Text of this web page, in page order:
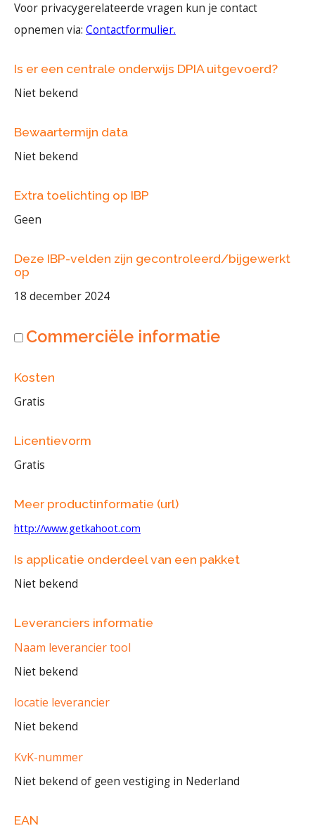
Voor privacygerelateerde vragen kun je contact
opnemen via: Contactformulier.
Is er een centrale onderwijs DPIA uitgevoerd?
Niet bekend
Bewaartermijn data
Niet bekend
Extra toelichting op IBP
Geen
Deze IBP-velden zijn gecontroleerd/bijgewerkt
op
18 december 2024
Commerciële informatie
Kosten
Gratis
Licentievorm
Gratis
Meer productinformatie (url)
http://www.getkahoot.com
Is applicatie onderdeel van een pakket
Niet bekend
Leveranciers informatie
Naam leverancier tool
Niet bekend
locatie leverancier
Niet bekend
KvK-nummer
Niet bekend of geen vestiging in Nederland
EAN